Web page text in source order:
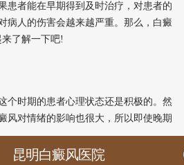
者能在早期得到及时治疗，对患者的
病人的伤害会越来越严重。那么，白癜
来了解一下吧!
时期的患者心理状态还是积极的。然
风对情绪的影响也很大，所以即使晚期
昆明白癜风医院